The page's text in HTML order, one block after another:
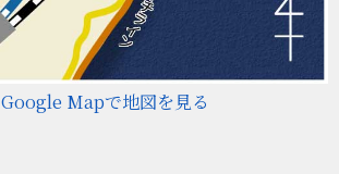
Google Mapで地図を見る